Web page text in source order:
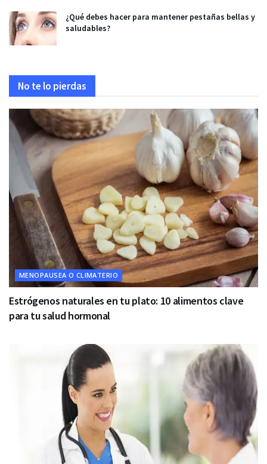
¿Qué debes hacer para mantener pestañas bellas y
saludables?
No te lo pierdas
MENOPAUSEA O CLIMATERIO
Estrógenos naturales en tu plato: 10 alimentos clave
para tu salud hormonal